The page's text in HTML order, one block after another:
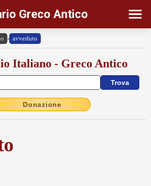
Greco Antico
› avveduto
Italiano - Greco Antico
Donazione